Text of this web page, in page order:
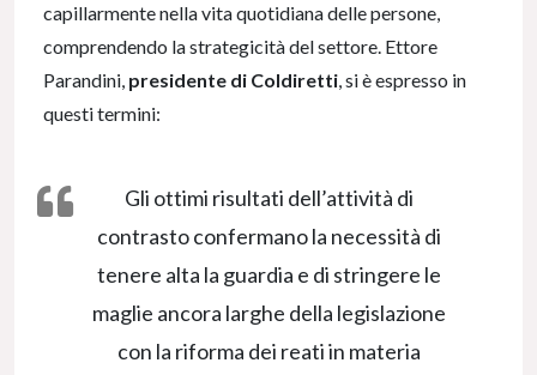
capillarmente nella vita quotidiana delle persone,
comprendendo la strategicità del settore. Ettore
Parandini, presidente di Coldiretti, si è espresso in
questi termini:
Gli ottimi risultati dell’attività di
contrasto confermano la necessità di
tenere alta la guardia e di stringere le
maglie ancora larghe della legislazione
con la riforma dei reati in materia